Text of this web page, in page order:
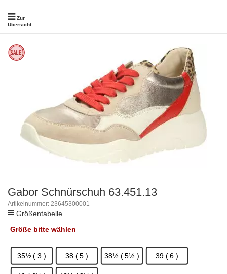
Zur
Übersicht
Gabor Schnürschuh 63.451.13
Artikelnummer: 23645300001
Größentabelle
Größe bitte wählen
35½ ( 3 ) 38 ( 5 ) 38½ ( 5½ ) 39 ( 6 )